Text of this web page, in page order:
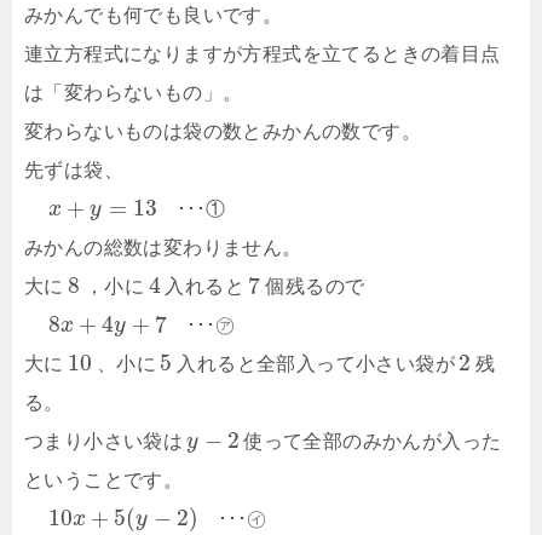
みかんでも何でも良いです。
連立方程式になりますが方程式を立てるときの着目点
は「変わらないもの」。
変わらないものは袋の数とみかんの数です。
先ずは袋、
x + y = 13 ･ ･ ･①
みかんの総数は変わりません。
大に 8 ，小に 4 入れると 7 個残るので
8x + 4y + 7 ･ ･ ･ ㋐
大に 10 、小に 5 入れると全部入って小さい袋が 2 残
る。
つまり小さい袋は y − 2 使って全部のみかんが入った
ということです。
10x + 5(y − 2) ･ ･ ･ ㋑